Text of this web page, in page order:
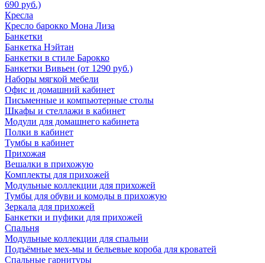
690 руб.)
Кресла
Кресло барокко Мона Лиза
Банкетки
Банкетка Нэйтан
Банкетки в стиле Барокко
Банкетки Вивьен (от 1290 руб.)
Наборы мягкой мебели
Офис и домашний кабинет
Письменные и компьютерные столы
Шкафы и стеллажи в кабинет
Модули для домашнего кабинета
Полки в кабинет
Тумбы в кабинет
Прихожая
Вешалки в прихожую
Комплекты для прихожей
Модульные коллекции для прихожей
Тумбы для обуви и комоды в прихожую
Зеркала для прихожей
Банкетки и пуфики для прихожей
Спальня
Модульные коллекции для спальни
Подъёмные мех-мы и бельевые короба для кроватей
Спальные гарнитуры